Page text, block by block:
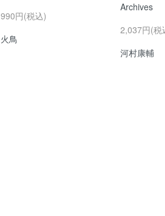
990円(税込)
火鳥
Archives
2,037円(税
河村康輔